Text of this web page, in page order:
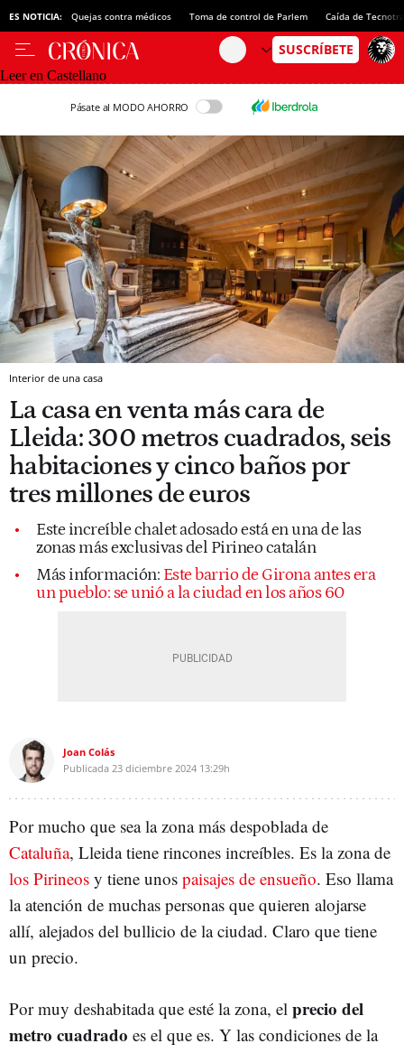
ES NOTICIA: Quejas contra médicos Toma de control de Parlem Caída de
Leer en Castellano
Pásate al MODO AHORRO
Interior de una casa
La casa en venta más cara de
Lleida: 300 metros cuadrados, seis
habitaciones y cinco baños por
tres millones de euros
Este increíble chalet adosado está en una de las
zonas más exclusivas del Pirineo catalán
Más información: Este barrio de Girona antes era
un pueblo: se unió a la ciudad en los años 60
Joan Colás
Publicada 23 diciembre 2024 13:29h
Por mucho que sea la zona más despoblada de
Cataluña, Lleida tiene rincones increíbles. Es la zona de
los Pirineos y tiene unos paisajes de ensueño. Eso llama
la atención de muchas personas que quieren alojarse
allí, alejados del bullicio de la ciudad. Claro que tiene
un precio.
Por muy deshabitada que esté la zona, el precio del
metro cuadrado es el que es. Y las condiciones de la